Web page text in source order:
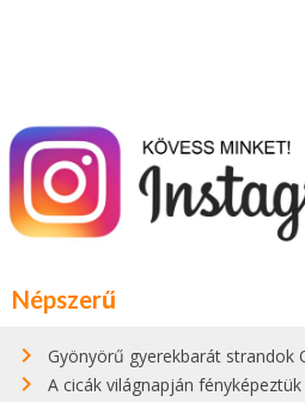
Népszerű
Gyönyörű gyerekbarát strandok
A cicák világnapján fényképeztük ezt a